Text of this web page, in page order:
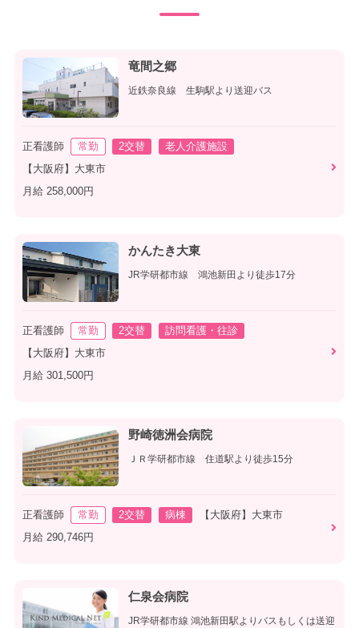
竜間之郷
近鉄奈良線 生駒駅より送迎バス
正看護師 常勤 2交替
老人介護施設
【大阪府】大東市
月給 258,000円
かんたき大東
JR学研都市線 鴻池新田より徒歩17分
正看護師 常勤 2交替
訪問看護・往診
【大阪府】大東市
月給 301,500円
野崎徳洲会病院
ＪＲ学研都市線 住道駅より徒歩15分
正看護師 常勤 2交替 病棟
【大阪府】大東市
月給 290,746円
仁泉会病院
JR学研都市線 鴻池新田駅よりバスもしくは送迎